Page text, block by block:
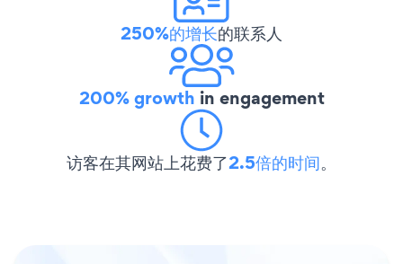
250%的增长的联系人
200% growth in engagement
访客在其网站上花费了2.5倍的时间。